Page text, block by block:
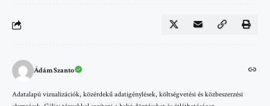
Ádám Szanto
Adatalapú vizualizációk, közérdekű adatigénylések, költségvetési és közbeszerzési